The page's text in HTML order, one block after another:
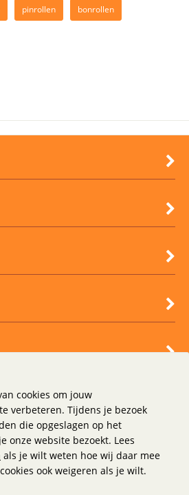
pinrollen bonrollen
cookies om jouw
verbeteren. Tijdens je bezoek
die opgeslagen op het
onze website bezoekt. Lees
als je wilt weten hoe wij daar mee
ook weigeren als je wilt.